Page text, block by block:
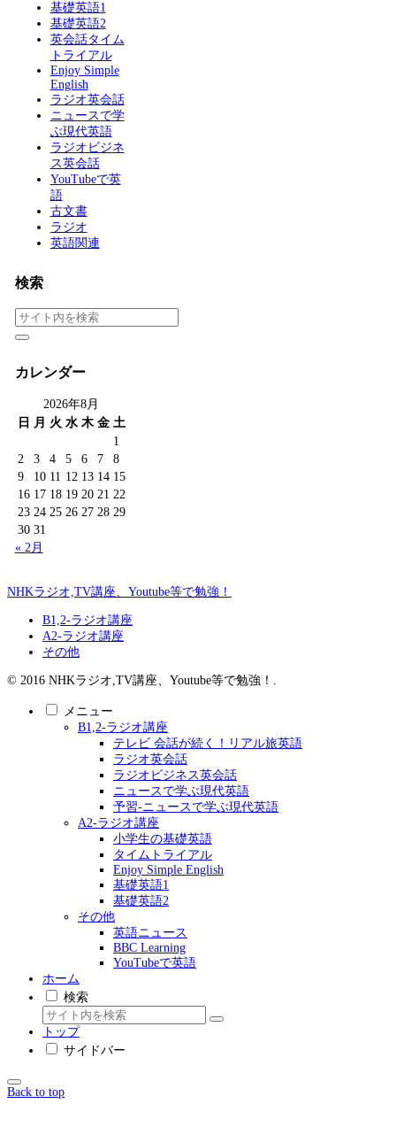
基礎英語1
基礎英語2
英会話タイム
トライアル
Enjoy Simple
English
ラジオ英会話
ニュースで学
ぶ現代英語
ラジオビジネ
ス英会話
YouTubeで英
語
古文書
ラジオ
英語関連
検索
カレンダー
2026年8月
日 月 火 水 木 金 土
1
2
3 4 5 6 7
8
9
10 11 12 13 14 15
16 17 18 19 20 21 22
23 24 25 26 27 28 29
30 31
« 2月
NHKラジオ,TV講座、Youtube等で勉強！
B1,2-ラジオ講座
A2-ラジオ講座
その他
© 2016 NHKラジオ,TV講座、Youtube等で勉強！.
メニュー
B1,2-ラジオ講座
テレビ 会話が続く！リアル旅英語
ラジオ英会話
ラジオビジネス英会話
ニュースで学ぶ現代英語
予習-ニュースで学ぶ現代英語
A2-ラジオ講座
小学生の基礎英語
タイムトライアル
Enjoy Simple English
基礎英語1
基礎英語2
その他
英語ニュース
BBC Learning
YouTubeで英語
ホーム
検索
トップ
サイドバー
Back to top